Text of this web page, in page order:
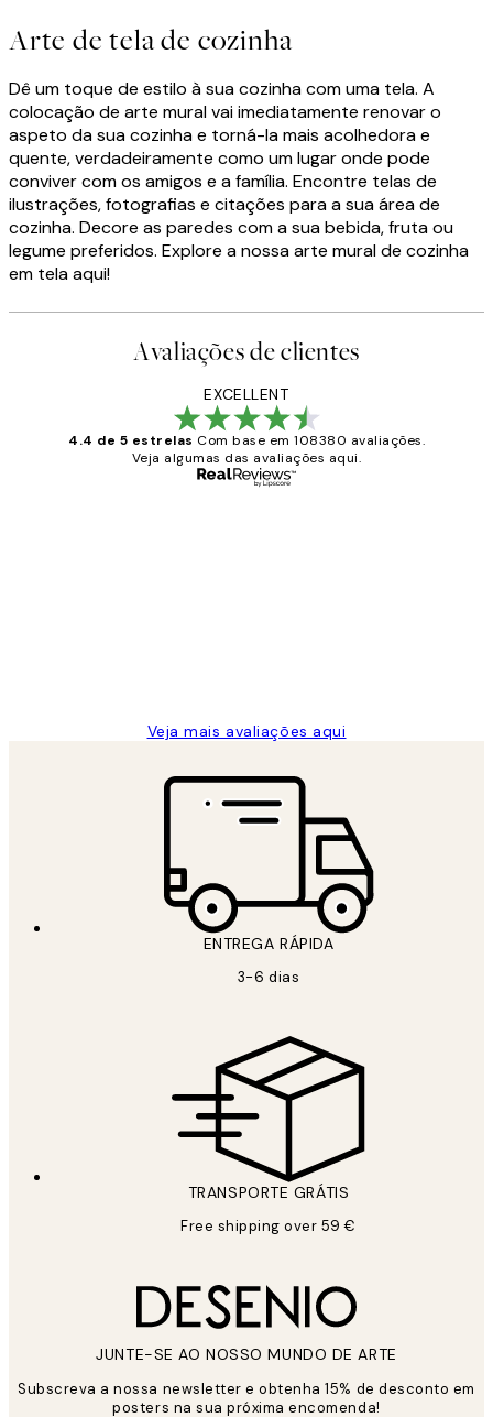
Arte de tela de cozinha
Dê um toque de estilo à sua cozinha com uma tela. A
colocação de arte mural vai imediatamente renovar o
aspeto da sua cozinha e torná-la mais acolhedora e
quente, verdadeiramente como um lugar onde pode
conviver com os amigos e a família. Encontre telas de
ilustrações, fotografias e citações para a sua área de
cozinha. Decore as paredes com a sua bebida, fruta ou
legume preferidos. Explore a nossa arte mural de cozinha
em tela aqui!
Avaliações de clientes
EXCELLENT
4.4 de 5 estrelas Com base em 108380 avaliações.
Veja algumas das avaliações aqui.
Veja mais avaliações aqui
ENTREGA RÁPIDA
3-6 dias
TRANSPORTE GRÁTIS
Free shipping over 59 €
JUNTE-SE AO NOSSO MUNDO DE ARTE
Subscreva a nossa newsletter e obtenha 15% de desconto em
posters na sua próxima encomenda!